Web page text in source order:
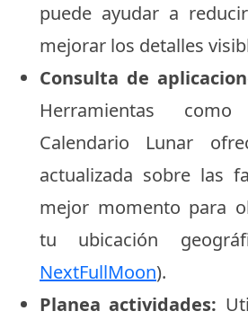
puede ayudar a
mejorar los detalles
Consulta de
Herramientas
Calendario Lunar
actualizada sobre las
mejor momento para
tu ubicación
NextFullMoon).
Planea actividades: